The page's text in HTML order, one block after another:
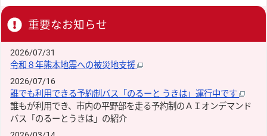
重要なお知らせ
2026/07/31
令和８年熊本地震への被災地支援
2026/07/16
誰でも利用できる予約制バス「のるーと うきは」運行中です
誰もが利用でき、市内の平野部を走る予約制のＡＩオンデマンド
バス「のるーとうきは」の紹介